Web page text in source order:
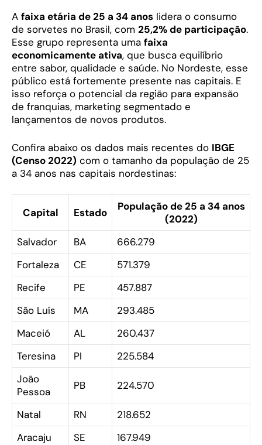
A faixa etária de 25 a 34 anos lidera o consumo
de sorvetes no Brasil, com 25,2% de participação.
Esse grupo representa uma faixa
economicamente ativa, que busca equilíbrio
entre sabor, qualidade e saúde. No Nordeste, esse
público está fortemente presente nas capitais. E
isso reforça o potencial da região para expansão
de franquias, marketing segmentado e
lançamentos de novos produtos.
Confira abaixo os dados mais recentes do IBGE
(Censo 2022) com o tamanho da população de 25
a 34 anos nas capitais nordestinas:
Capital Estado
População de 25 a 34 anos
(2022)
Salvador
BA
666.279
Fortaleza
CE
571.379
Recife
PE
457.887
São Luís
MA
293.485
Maceió
AL
260.437
Teresina
PI
225.584
João
Pessoa
PB 224.570
Natal RN
218.652
Aracaju
SE 167.949